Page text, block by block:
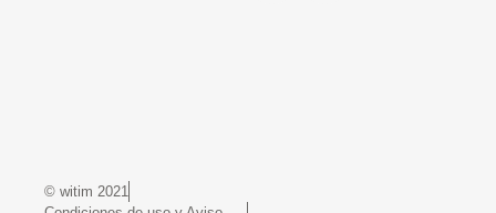
© witim 2021